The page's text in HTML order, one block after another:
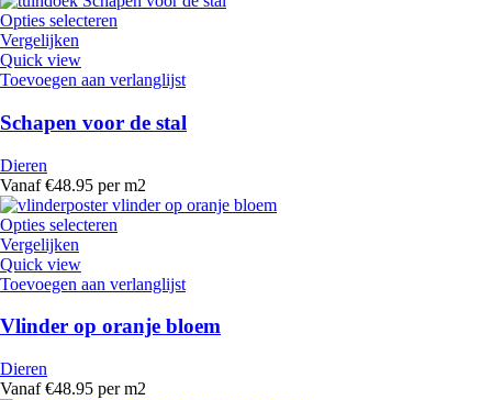
Opties selecteren
Vergelijken
Quick view
Toevoegen aan verlanglijst
Schapen voor de stal
Dieren
Vanaf €48.95 per m2
Opties selecteren
Vergelijken
Quick view
Toevoegen aan verlanglijst
Vlinder op oranje bloem
Dieren
Vanaf €48.95 per m2